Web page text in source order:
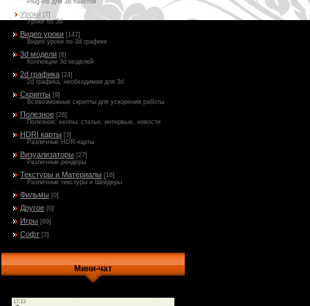
Plug-ins для 3d пакетов
Уроки [7]
Уроки по 3d
Видео уроки [147]
Видео уроки по 3d графике
3d модели [6]
Коллекции 3d моделей
2d графика [24]
2d графика, необходимая для 3d
Скрипты [9]
Всевозможные скрипты для ускорения работы
Полезное [28]
Полезное: хелпы, статьи, интервью, новости
HDRI карты [3]
Различные HDR-карты
Визуализаторы [27]
Различные рендеры
Текстуры и Материалы [16]
Различные текстуры и Шейдеры
Фильмы [0]
Другое [0]
Игры [69]
Софт [3]
Мини-чат